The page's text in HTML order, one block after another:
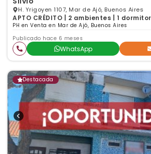
H. Yrigoyen 1107, Mar de Ajó, Buenos Aires
APTO CRÉDITO | 2 ambientes | 1
PH en Venta en Mar de Ajó, Buenos Aires
Publicado hace 6 meses
WhatsApp
Destacada